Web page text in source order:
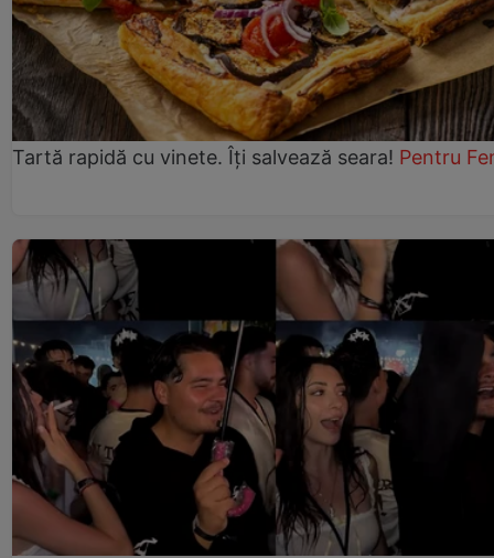
Tartă rapidă cu vinete. Îți salvează seara! Pentru